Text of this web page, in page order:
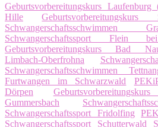
Geburtsvorbereitungskurs Laufenburg
Hille
Schwangerschaftsschwimmen
Schwangerschaftssport Flein
Geburtsvorbereitungskurs Bad
Limbach-Oberfrohna
Schwangerschaftsschwimmen
Furtwangen im Schwarzwald
Dörpen
Gummersbach
Schwangerschaftssport Fridolfing
Schwangerschaftssport Schutterwald